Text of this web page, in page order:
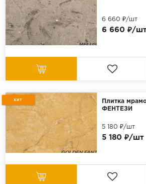
6 660 ₽/
6 660 ₽/шт
ХИТ
Плитка
ФЕНТЕЗИ
5 180 ₽/шт
5 180 ₽/шт